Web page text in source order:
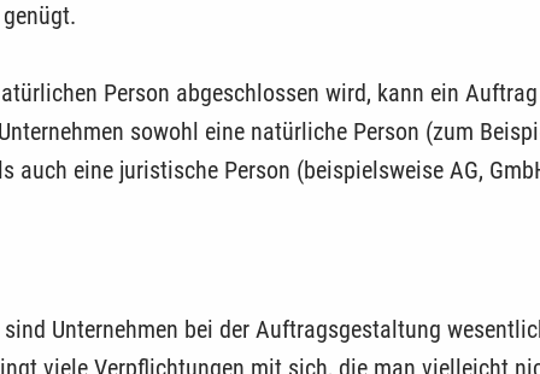
Person abgeschlossen wird, kann ein
sowohl eine natürliche Person (zum
eine juristische Person (beispielsweise AG,
Unternehmen bei der Auftragsgestaltung
viele Verpflichtungen mit sich, die man vielleicht